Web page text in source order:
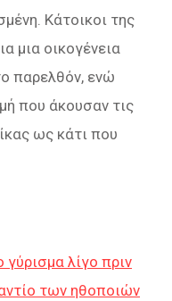
Κάτοικοι της
μια οικογένεια
παρελθόν, ενώ
που άκουσαν τις
ως κάτι που
λίγο πριν
των ηθοποιών